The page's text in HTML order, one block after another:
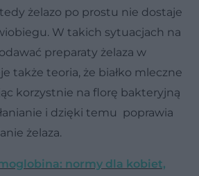
żelazo po prostu nie dostaje
W takich sytuacjach na
preparaty żelaza w
także teoria, że białko mleczne
korzystnie na florę bakteryjną
i dzięki temu poprawia
żelaza.
normy dla kobiet,